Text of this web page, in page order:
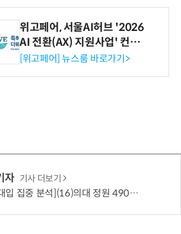
위고페어, 서울AI허브 '2026
AI 전환(AX) 지원사업' 컨소
시엄 선정
[위고페어] 뉴스룸 바로가기>
자 기사 더보기
석](16)의대 정원 490명 늘었지만…서울·수도권은 전형 변화에 주목